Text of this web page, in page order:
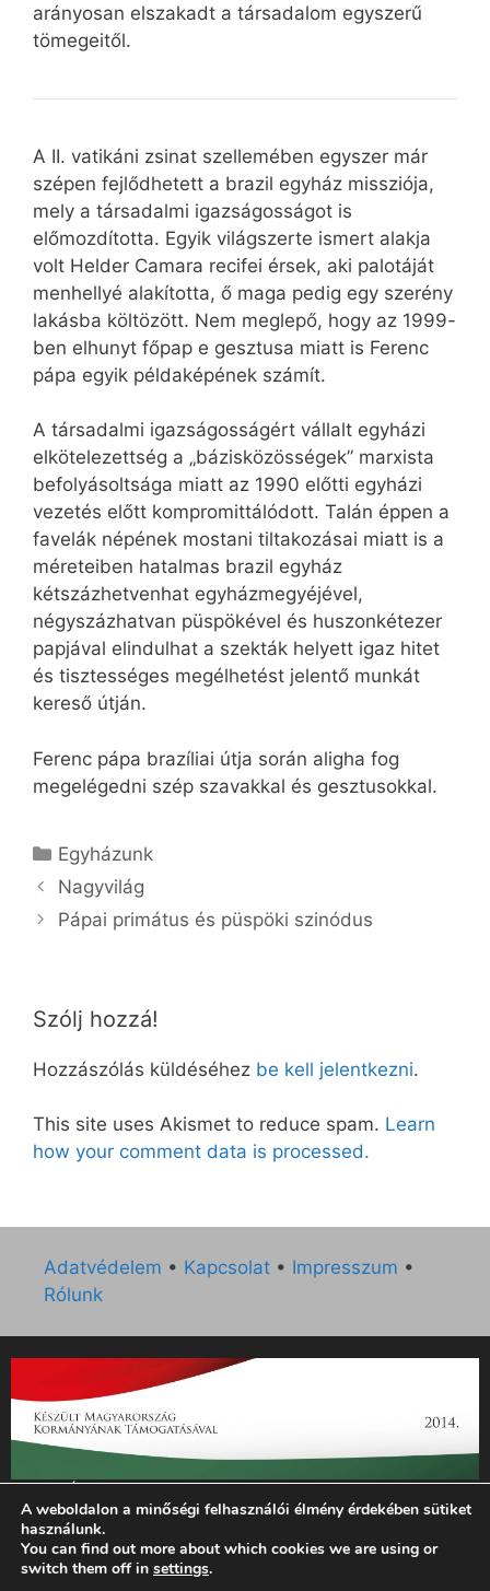
arányosan elszakadt a társadalom egyszerű
tömegeitől.
A II. vatikáni zsinat szellemében egyszer már
szépen fejlődhetett a brazil egyház missziója,
mely a társadalmi igazságosságot is
előmozdította. Egyik világszerte ismert alakja
volt Helder Camara recifei érsek, aki palotáját
menhellyé alakította, ő maga pedig egy szerény
lakásba költözött. Nem meglepő, hogy az 1999-
ben elhunyt főpap e gesztusa miatt is Ferenc
pápa egyik példaképének számít.
A társadalmi igazságosságért vállalt egyházi
elkötelezettség a „bázisközösségek” marxista
befolyásoltsága miatt az 1990 előtti egyházi
vezetés előtt kompromittálódott. Talán éppen a
favelák népének mostani tiltakozásai miatt is a
méreteiben hatalmas brazil egyház
kétszázhetvenhat egyházmegyéjével,
négyszázhatvan püspökével és huszonkétezer
papjával elindulhat a szekták helyett igaz hitet
és tisztességes megélhetést jelentő munkát
kereső útján.
Ferenc pápa brazíliai útja során aligha fog
megelégedni szép szavakkal és gesztusokkal.
Kategória
Egyházunk
Nagyvilág
Pápai primátus és püspöki szinódus
Szólj hozzá!
Hozzászólás küldéséhez be kell jelentkezni.
This site uses Akismet to reduce spam. Learn
how your comment data is processed.
Adatvédelem • Kapcsolat • Impresszum •
Rólunk
„Az Új Ember katolikus hetilap 2014. évi működésének
támogatását az EGYH-KCP-14-P-0121 sz. támogatási
szerződés keretében 3 000 000 Ft összegben támogatta az
Emberi Erőforrások Minisztériuma.”
A weboldalon a minőségi felhasználói élmény érdekében sütiket
használunk.
You can find out more about which cookies we are using or
switch them off in settings.